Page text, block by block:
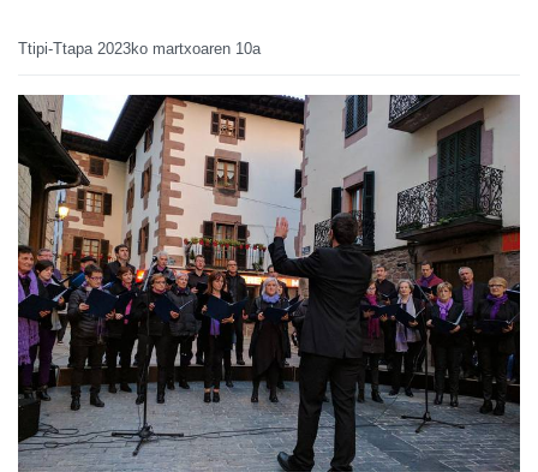
Ttipi-Ttapa 2023ko martxoaren 10a